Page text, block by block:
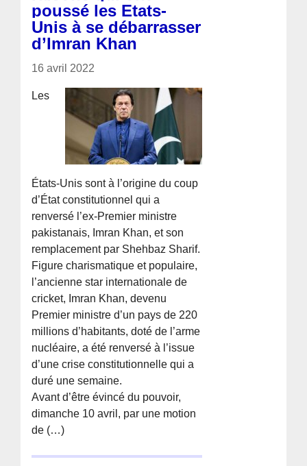
poussé les Etats-
Unis à se débarrasser
d’Imran Khan
16 avril 2022
Les
États-Unis sont à l’origine du coup
d’État constitutionnel qui a
renversé l’ex-Premier ministre
pakistanais, Imran Khan, et son
remplacement par Shehbaz Sharif.
Figure charismatique et populaire,
l’ancienne star internationale de
cricket, Imran Khan, devenu
Premier ministre d’un pays de 220
millions d’habitants, doté de l’arme
nucléaire, a été renversé à l’issue
d’une crise constitutionnelle qui a
duré une semaine.
Avant d’être évincé du pouvoir,
dimanche 10 avril, par une motion
de (…)